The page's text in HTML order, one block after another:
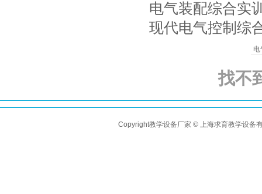
电气装配综合实
现代电气控制综
电
找不
Copyright教学设备厂家 © 上海求育教学设备